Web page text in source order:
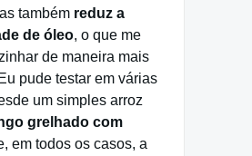
também reduz a
de óleo, o que me
de maneira mais
pude testar em várias
um simples arroz
grelhado com
em todos os casos, a